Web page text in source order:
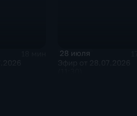
28 июля